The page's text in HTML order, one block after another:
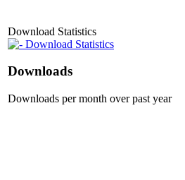
Download Statistics
Download Statistics
Downloads
Downloads per month over past year